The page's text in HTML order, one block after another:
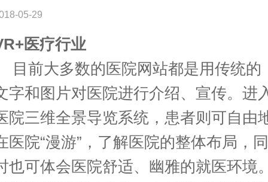
05-29
医疗行业
目前大多数的医院网站都是用传统的
字和图片对医院进行介绍、宣传。进
院三维全景导览系统，患者则可自由
医院“漫游”，了解医院的整体布局，同
也可体会医院舒适、幽雅的就医环境。